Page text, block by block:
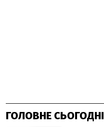
ГОЛОВНЕ СЬОГОДНІ